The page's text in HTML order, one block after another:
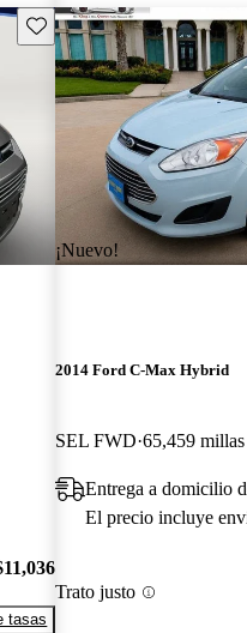
Guarda este Aviso
tasas
¡Nuevo!
2014 Ford C-Max Hybrid
SEL FWD 65,459 millas
Entrega a domicilio
El precio incluye
Trato justo